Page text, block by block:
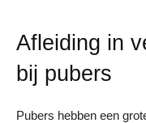
Afleiding in
bij pubers
Pubers hebben een